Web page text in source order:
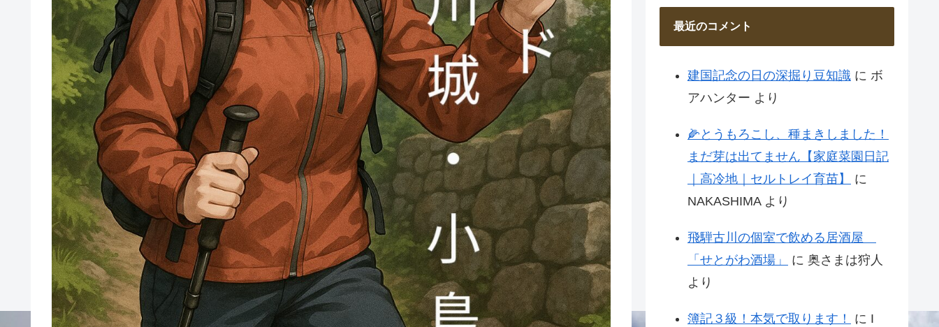
最近のコメント
建国記念の日の深掘り豆知識 に ボ
アハンター より
🌽とうもろこし、種まきしました！
まだ芽は出てません【家庭菜園日記
｜高冷地｜セルトレイ育苗】
に
NAKASHIMAより
飛騨古川の個室で飲める居酒屋
「せとがわ酒場」
に 奥さまは狩人
より
簿記３級！本気で取ります！ に I